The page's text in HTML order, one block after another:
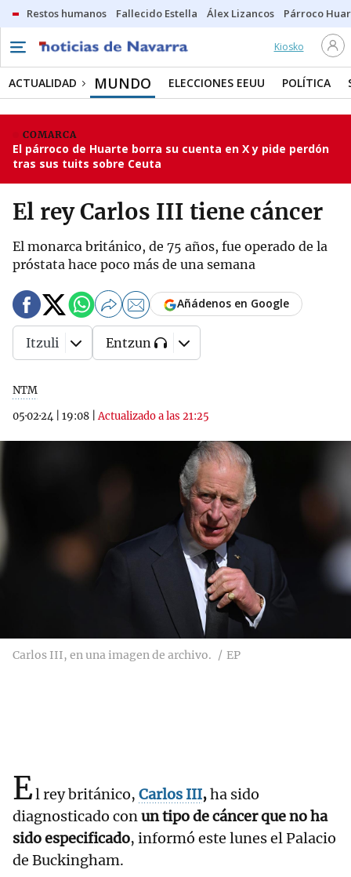
Restos humanos Fallecido Estella Álex Lizancos Párroco
Kiosko
ACTUALIDAD MUNDO ELECCIONES EEUU POLÍTICA
COMARCA
El párroco de Huarte borra su cuenta en X y pide perdón
tras sus tuits sobre Ceuta
El rey Carlos III tiene cáncer
El monarca británico, de 75 años, fue operado de la
próstata hace poco más de una semana
NTM
05·02·24
19:08 |Actualizado a las 21:25
Añádenos en Google
Itzuli Entzun
Carlos III, en una imagen de archivo. EP
El rey británico, Carlos III,ha sido
diagnosticado conun tipo de cáncer que no ha
sido especificado, informó este lunes el Palacio
de Buckingham.